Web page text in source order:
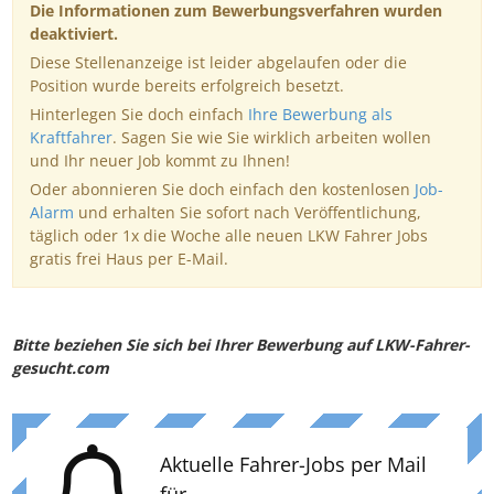
Die Informationen zum Bewerbungsverfahren wurden
deaktiviert.
Diese Stellenanzeige ist leider abgelaufen oder die
Position wurde bereits erfolgreich besetzt.
Hinterlegen Sie doch einfach Ihre Bewerbung als
Kraftfahrer. Sagen Sie wie Sie wirklich arbeiten wollen
und Ihr neuer Job kommt zu Ihnen!
Oder abonnieren Sie doch einfach den kostenlosen Job-
Alarm und erhalten Sie sofort nach Veröffentlichung,
täglich oder 1x die Woche alle neuen LKW Fahrer Jobs
gratis frei Haus per E-Mail.
Bitte beziehen Sie sich bei Ihrer Bewerbung auf LKW-Fahrer-
gesucht.com
Aktuelle Fahrer-Jobs per Mail